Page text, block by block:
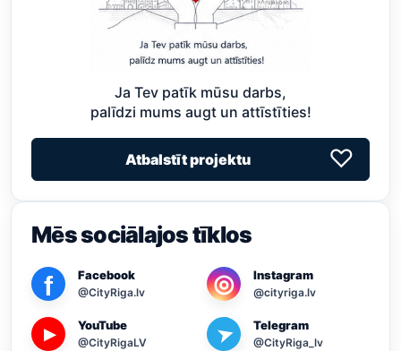
Ja Tev patīk mūsu darbs,
palīdzi mums augt un attīstīties!
Atbalstīt projektu ♡
Mēs sociālajos tīklos
f Facebook
@CityRiga.lv ◎ Instagram
@cityriga.lv
▶
YouTube
@CityRigaLV ➤ Telegram
@CityRiga_lv